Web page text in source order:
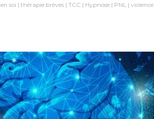
soi thérapie brèves TCC Hypnose PNL violence